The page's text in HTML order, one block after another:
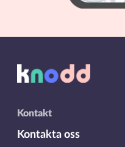
Kontakt
Kontakta oss